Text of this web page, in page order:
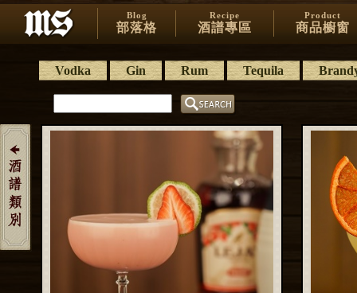
Blog
部落格
Recipe
酒譜專區
Product
商品櫥窗
Vodka Gin Rum Tequila